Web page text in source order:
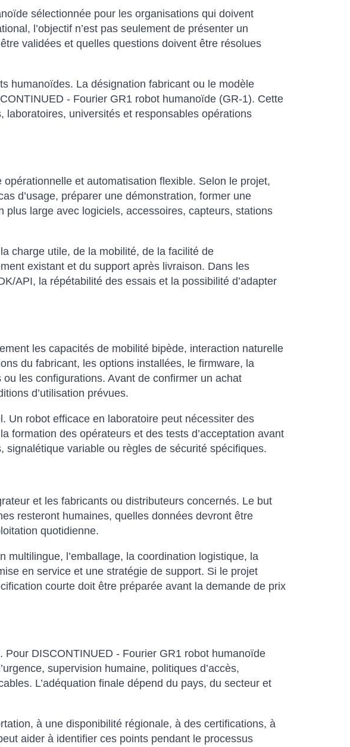
sélectionnée pour les organisations qui doivent
l’objectif n’est pas seulement de présenter un
validées et quelles questions doivent être résolues
humanoïdes. La désignation fabricant ou le modèle
- Fourier GR1 robot humanoïde (GR-1). Cette
universités et responsables opérations
et automatisation flexible. Selon le projet,
d’usage, préparer une démonstration, former une
large avec logiciels, accessoires, capteurs, stations
charge utile, de la mobilité, de la facilité de
existant et du support après livraison. Dans les
API, la répétabilité des essais et la possibilité d’adapter
les capacités de mobilité bipède, interaction naturelle
du fabricant, les options installées, le firmware, la
les configurations. Avant de confirmer un achat
d’utilisation prévues.
Un robot efficace en laboratoire peut nécessiter des
formation des opérateurs et des tests d’acceptation avant
variable ou règles de sécurité spécifiques.
et les fabricants ou distributeurs concernés. Le but
resteront humaines, quelles données devront être
quotidienne.
multilingue, l’emballage, la coordination logistique, la
en service et une stratégie de support. Si le projet
courte doit être préparée avant la demande de prix
DISCONTINUED - Fourier GR1 robot humanoïde
supervision humaine, politiques d’accès,
L’adéquation finale dépend du pays, du secteur et
à une disponibilité régionale, à des certifications, à
aider à identifier ces points pendant le processus